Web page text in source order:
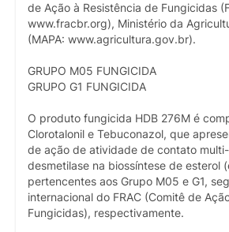
de Ação à Resistência de Fungicidas
www.fracbr.org), Ministério da
(MAPA: www.agricultura.gov.br).
GRUPO M05 FUNGICIDA
GRUPO G1 FUNGICIDA
O produto fungicida HDB 276M é
Clorotalonil e Tebuconazol, que
de ação de atividade de contato
desmetilase na biossíntese de esterol
pertencentes aos Grupo M05 e G1,
internacional do FRAC (Comitê de
Fungicidas), respectivamente.